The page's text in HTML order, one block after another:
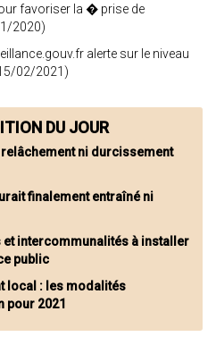
favoriser la � prise de
2020)
alerte sur le niveau
02/2021)
DU JOUR
ni durcissement
finalement entraîné ni
et intercommunalités à installer
public
local : les modalités
pour 2021